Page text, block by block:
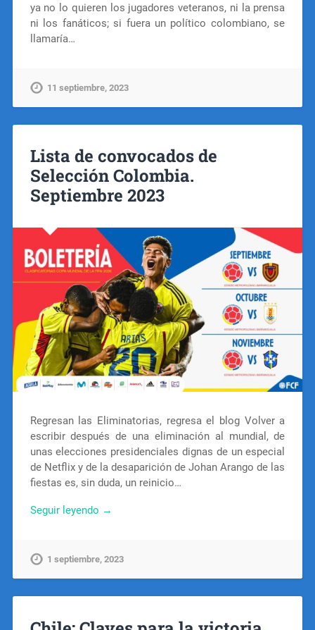
ya no lo quieren los jugadores veteranos, ni la prensa
ni los fanáticos; si fuera un político colombiano, se
llamaría…
11 septiembre, 2023
Lista de convocados de
Selección Colombia.
Septiembre 2023
Regresan las Eliminatorias, regresa el blog Volver a
escribir después de una eliminación al mundial, de
unas elecciones presidenciales dignas de un especial
de Netflix y de la desaparición de Johan Arango de las
fiestas es, sin duda, un reinicio…
Seguir leyendo →
1 septiembre, 2023